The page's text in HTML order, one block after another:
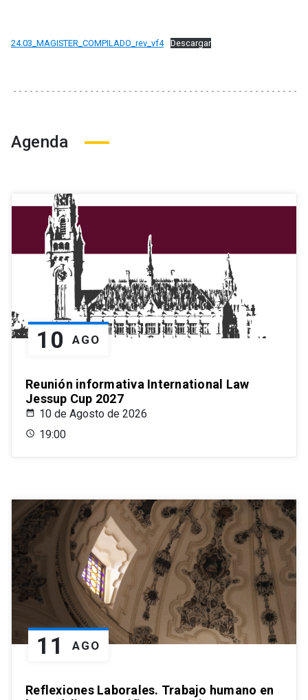
24.03_MAGISTER_COMPILADO_rev_vf4 Descargar
Agenda
10 AGO
Reunión informativa International Law
Jessup Cup 2027
10 de Agosto de 2026
19:00
11 AGO
Reflexiones Laborales. Trabajo humano en